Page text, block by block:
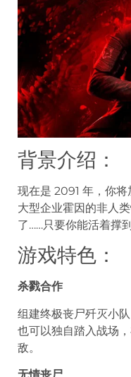
背景介绍：
现在是 2091 年，你将
大型企业霍因的非人
了……只要你能活着撑
游戏特色：
杀戮合作
组建终极丧尸歼灭小
也可以独自踏入战场
敌。